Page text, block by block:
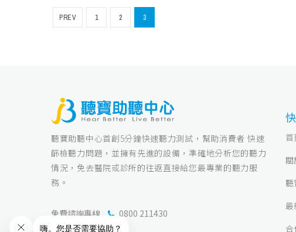
PREV 1 2 3
聽寶助聽中心首創5分鐘快速聽力測試，幫助消費者 快速
篩檢聽力問題，並擁有先進的設備，準確地分析您的聽力
情況，免去醫院或診所的往返直接給您最專業的聽力服
務。
免費諮詢專線 0800 211430
首
關
聽
最
合